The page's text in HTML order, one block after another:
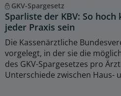
GKV-Spargesetz
Sparliste der KBV: So
jeder Praxis sein
Die Kassenärztliche
vorgelegt, in der sie die
des GKV-Spargesetzes pro
Unterschiede zwischen Haus-